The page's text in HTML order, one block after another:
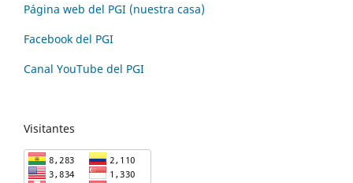
Página web del PGI (nuestra casa)
Facebook del PGI
Canal YouTube del PGI
Visitantes